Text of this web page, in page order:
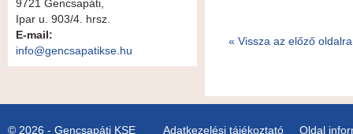
9721 Gencsapáti,
Ipar u. 903/4. hrsz.
E-mail:
info@gencsapatikse.hu
« Vissza az előző
© 2026 - Gencsapáti KSE Adatkezelési tájékoztató Oldal